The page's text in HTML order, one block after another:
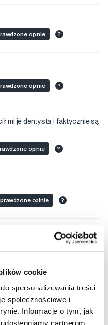
cookie
spersonalizowania treści
społecznościowe i
Informacje o tym, jak
partnerom
opinie ?
opinie ?
mi je dentysta i faktycznie są
opinie ?
opinie ?
dentystycznego i dlatego